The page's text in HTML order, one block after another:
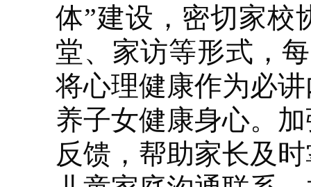
体”建设，密切家校
堂、家访等形式，
将心理健康作为必
养子女健康身心。
反馈，帮助家长及